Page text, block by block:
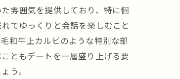
雰囲気を提供しており、特に個
てゆっくりと会話を楽しむこと
和牛上カルビのような特別な部
ともデートを一層盛り上げる要
う。